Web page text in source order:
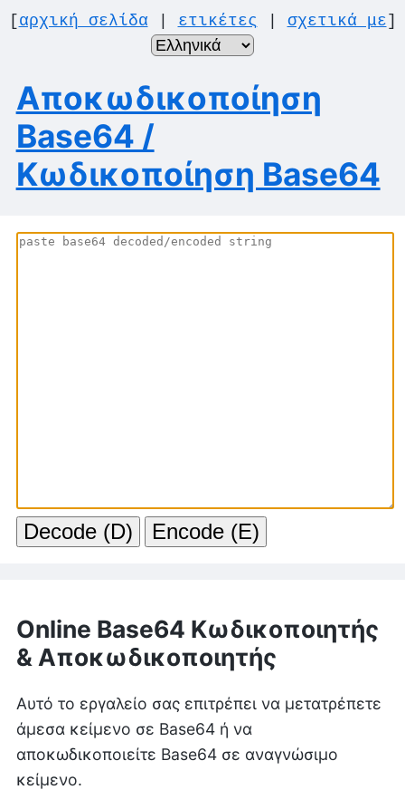
[αρχική σελίδα ετικέτες σχετικά με]
Αποκωδικοποίηση
Base64 /
Κωδικοποίηση Base64
Online Base64 Κωδικοποιητής
& Αποκωδικοποιητής
Αυτό το εργαλείο σας επιτρέπει να μετατρέπετε
άμεσα κείμενο σε Base64 ή να
αποκωδικοποιείτε Base64 σε αναγνώσιμο
κείμενο.